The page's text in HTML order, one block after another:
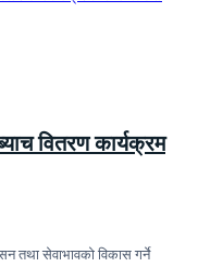
वितरण कार्यक्रम
तथा सेवाभावको विकास गर्ने